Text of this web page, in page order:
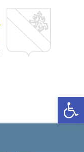
Ouvrir